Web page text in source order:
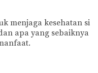
menjaga kesehatan si
apa yang sebaiknya